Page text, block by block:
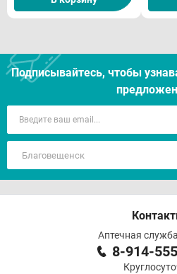
Подписывайтесь, чтобы
Аптечная
8-914-